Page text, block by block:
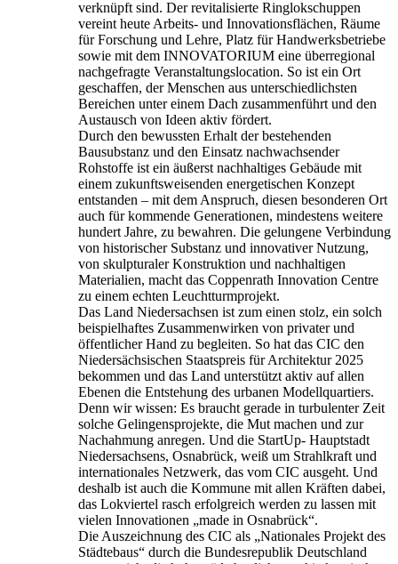
verknüpft sind. Der revitalisierte Ringlokschuppen
vereint heute Arbeits- und Innovationsflächen, Räume
für Forschung und Lehre, Platz für Handwerksbetriebe
sowie mit dem INNOVATORIUM eine überregional
nachgefragte Veranstaltungslocation. So ist ein Ort
geschaffen, der Menschen aus unterschiedlichsten
Bereichen unter einem Dach zusammenführt und den
Austausch von Ideen aktiv fördert.
Durch den bewussten Erhalt der bestehenden
Bausubstanz und den Einsatz nachwachsender
Rohstoffe ist ein äußerst nachhaltiges Gebäude mit
einem zukunftsweisenden energetischen Konzept
entstanden – mit dem Anspruch, diesen besonderen Ort
auch für kommende Generationen, mindestens weitere
hundert Jahre, zu bewahren. Die gelungene Verbindung
von historischer Substanz und innovativer Nutzung,
von skulpturaler Konstruktion und nachhaltigen
Materialien, macht das Coppenrath Innovation Centre
zu einem echten Leuchtturmprojekt.
Das Land Niedersachsen ist zum einen stolz, ein solch
beispielhaftes Zusammenwirken von privater und
öffentlicher Hand zu begleiten. So hat das CIC den
Niedersächsischen Staatspreis für Architektur 2025
bekommen und das Land unterstützt aktiv auf allen
Ebenen die Entstehung des urbanen Modellquartiers.
Denn wir wissen: Es braucht gerade in turbulenter Zeit
solche Gelingensprojekte, die Mut machen und zur
Nachahmung anregen. Und die StartUp- Hauptstadt
Niedersachsens, Osnabrück, weiß um Strahlkraft und
internationales Netzwerk, das vom CIC ausgeht. Und
deshalb ist auch die Kommune mit allen Kräften dabei,
das Lokviertel rasch erfolgreich werden zu lassen mit
vielen Innovationen „made in Osnabrück“.
Die Auszeichnung des CIC als „Nationales Projekt des
Städtebaus“ durch die Bundesrepublik Deutschland